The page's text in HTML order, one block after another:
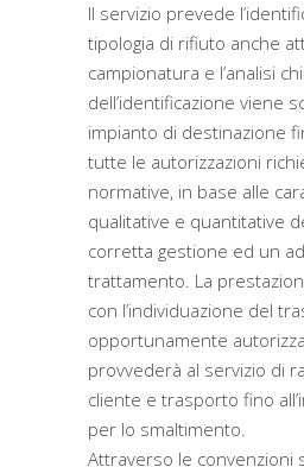
Il servizio prevede
tipologia di rifiuto anche
campionatura e l’analisi
dell’identificazione viene
impianto di destinazione
tutte le autorizzazioni
normative, in base alle
qualitative e quantitative
corretta gestione ed un
trattamento. La
con l’individuazione del
opportunamente
provvederà al servizio di
cliente e trasporto fino
per lo smaltimento.
Attraverso le convenzioni